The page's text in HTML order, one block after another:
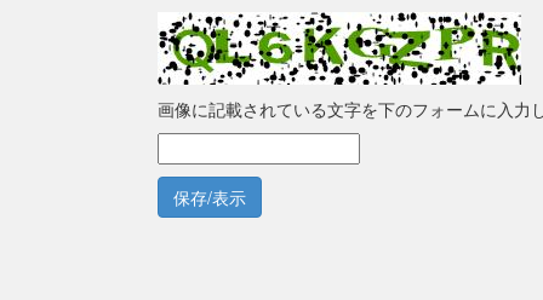
画像に記載されている文字を下のフォームに入力
保存/表示